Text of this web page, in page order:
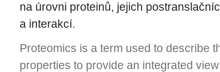
na úrovni proteinů, jejich
a interakcí.
Proteomics is a term used to describe
properties to provide an integrated